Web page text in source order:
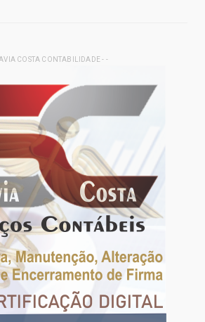
COSTA CONTABILIDADE - -